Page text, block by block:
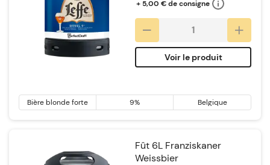
+ 5,00 € de consigne
Voir le produit
Bière blonde forte 9% Belgique
Fût 6L Franziskaner
Weissbier